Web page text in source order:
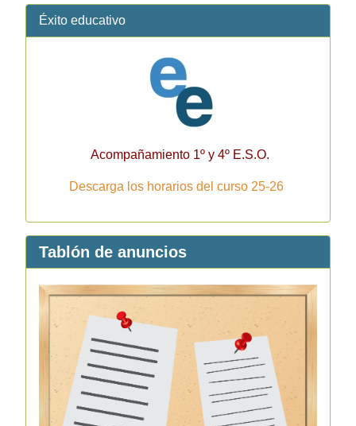
Éxito educativo
Acompañamiento 1º y 4º E.S.O.
Descarga los horarios del curso 25-26
Tablón de anuncios